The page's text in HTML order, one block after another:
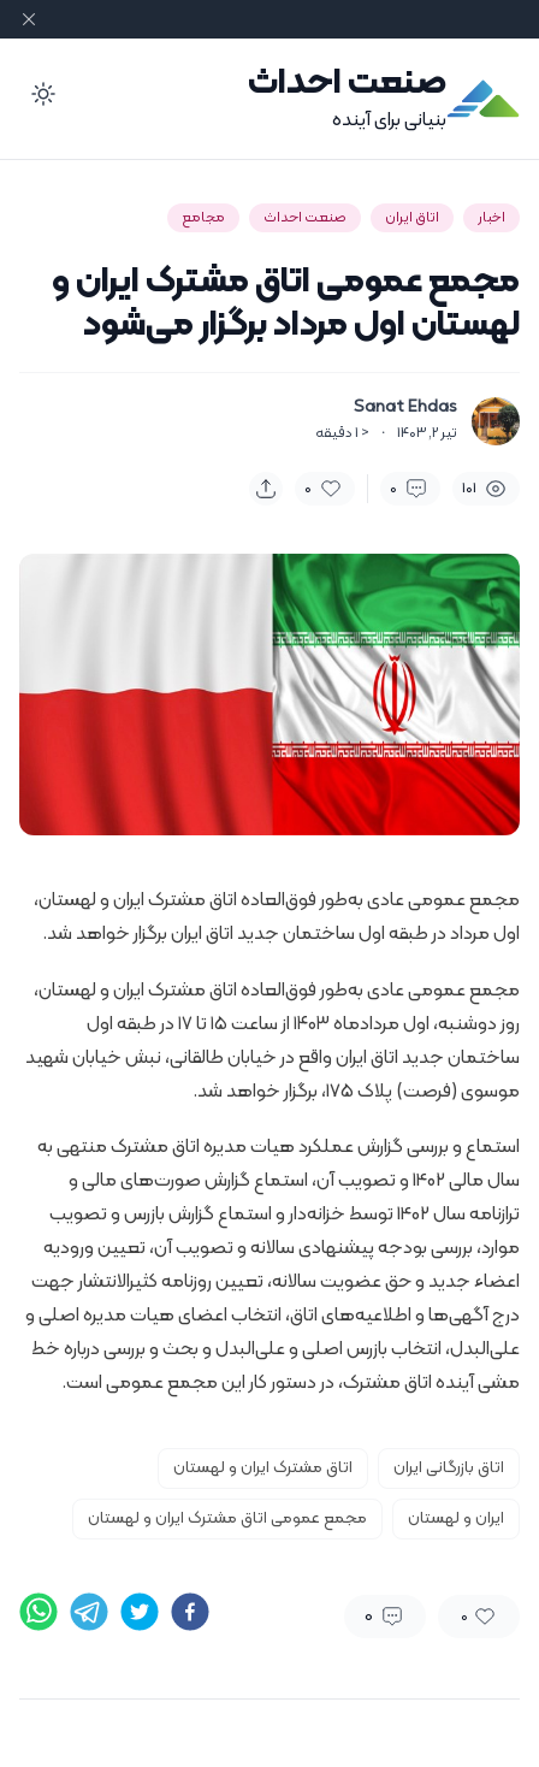
صنعت احداث
بنیانی برای آینده
اخبار اتاق ایران صنعت احداث مجامع
مجمع عمومی اتاق مشترک ایران و
لهستان اول مرداد برگزار می‌شود
Sanat Ehdas
تیر 2, 1403 ·
< 1 دقیقه
101
0
0
مجمع عمومی عادی به‌طور فوق‌العاده اتاق مشترک ایران و لهستان،
اول مرداد در طبقه اول ساختمان جدید اتاق ایران برگزار خواهد شد.
مجمع عمومی عادی به‌طور فوق‌العاده اتاق مشترک ایران و لهستان،
روز دوشنبه، اول مردادماه ۱۴۰۳ از ساعت ۱۵ تا ۱۷ در طبقه اول
ساختمان جدید اتاق ایران واقع در خیابان طالقانی، نبش خیابان شهید
موسوی (فرصت) پلاک 175، برگزار خواهد شد.
استماع و بررسی گزارش عملکرد هیات مدیره اتاق مشترک منتهی به
سال مالی 1402 و تصویب آن، استماع گزارش صورت‌های مالی و
ترازنامه سال 1402 توسط خزانه‌دار و استماع گزارش بازرس و تصویب
موارد، بررسی بودجه پیشنهادی سالانه و تصویب آن، تعیین ورودیه
اعضاء جدید و حق عضویت سالانه، تعیین روزنامه کثیرالانتشار جهت
درج آگهی‌ها و اطلاعیه‌های اتاق، انتخاب اعضای هیات مدیره اصلی و
علی‌البدل، انتخاب بازرس اصلی و علی‌البدل و بحث و بررسی درباره خط
مشی آینده اتاق مشترک، در دستور کار این مجمع عمومی است.
اتاق بازرگانی ایران
اتاق مشترک ایران و لهستان
ایران و لهستان
مجمع عمومی اتاق مشترک ایران و لهستان
0
0